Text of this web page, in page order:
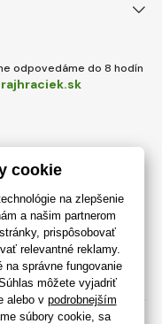
odpovedáme do 8 hodín